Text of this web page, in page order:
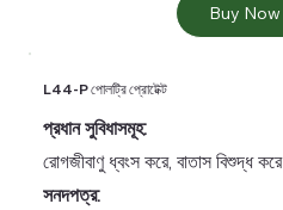
Buy Now
L44-P পোলট্রি প্রোটেক্ট
প্রধান সুবিধাসমূহ:
রোগজীবাণু ধ্বংস করে, বাতাস বিশুদ্ধ করে
সনদপত্র: